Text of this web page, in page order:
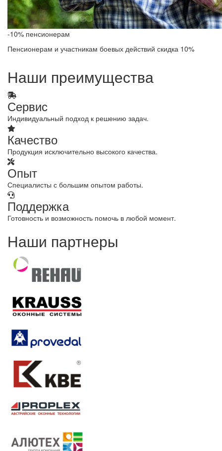
-10% пенсионерам
Пенсионерам и участникам боевых действий скидка 10%
Наши преимущества
Сервис
Индивидуальный подход к решению задач.
Качество
Продукция исключительно высокого качества.
Опыт
Специалисты с большим опытом работы.
Поддержка
Готовность и возможность помочь в любой момент.
Наши партнеры